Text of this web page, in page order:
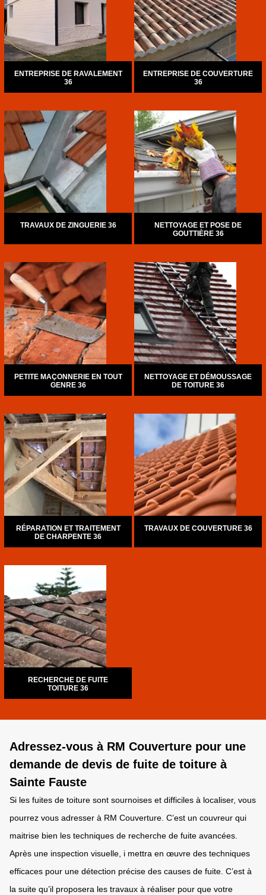
ENTREPRISE DE RAVALEMENT
36
ENTREPRISE DE COUVERTURE
36
TRAVAUX DE ZINGUERIE 36
NETTOYAGE ET POSE DE
GOUTTIÈRE 36
PETITE MAÇONNERIE EN TOUT
GENRE 36
NETTOYAGE ET DÉMOUSSAGE
DE TOITURE 36
RÉPARATION ET TRAITEMENT
DE CHARPENTE 36
TRAVAUX DE COUVERTURE 36
RECHERCHE DE FUITE
TOITURE 36
Adressez-vous à RM Couverture pour une
demande de devis de fuite de toiture à
Sainte Fauste
Si les fuites de toiture sont sournoises et difficiles à localiser, vous
pourrez vous adresser à RM Couverture. C’est un couvreur qui
maitrise bien les techniques de recherche de fuite avancées.
Après une inspection visuelle, i mettra en œuvre des techniques
efficaces pour une détection précise des causes de fuite. C’est à
la suite qu’il proposera les travaux à réaliser pour que votre